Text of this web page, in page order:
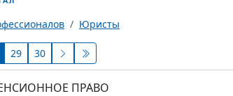
Юристы
29 30
ПРАВО